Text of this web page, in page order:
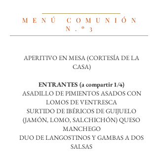
MENÚ COMUNIÓN
N.º3
APERITIVO EN MESA (CORTESÍA DE LA
CASA)
ENTRANTES (a compartir 1/4)
ASADILLO DE PIMIENTOS ASADOS CON
LOMOS DE VENTRESCA
SURTIDO DE IBÉRICOS DE GUIJUELO
(JAMÓN, LOMO, SALCHICHÓN) QUESO
MANCHEGO
DUO DE LANGOSTINOS Y GAMBAS A DOS
SALSAS